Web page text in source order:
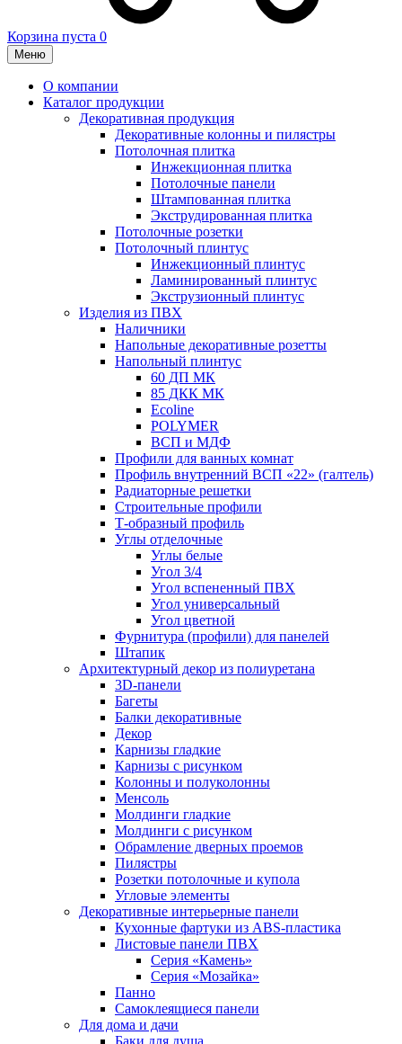
Корзина пуста 0
Меню
О компании
Каталог продукции
Декоративная продукция
Декоративные колонны и пилястры
Потолочная плитка
Инжекционная плитка
Потолочные панели
Штампованная плитка
Экструдированная плитка
Потолочные розетки
Потолочный плинтус
Инжекционный плинтус
Ламинированный плинтус
Экструзионный плинтус
Изделия из ПВХ
Наличники
Напольные декоративные розетты
Напольный плинтус
60 ДП МК
85 ДКК МК
Ecoline
POLYMER
ВСП и МДФ
Профили для ванных комнат
Профиль внутренний ВСП «22» (галтель)
Радиаторные решетки
Строительные профили
Т-образный профиль
Углы отделочные
Углы белые
Угол 3/4
Угол вспененный ПВХ
Угол универсальный
Угол цветной
Фурнитура (профили) для панелей
Штапик
Архитектурный декор из полиуретана
3D-панели
Багеты
Балки декоративные
Декор
Карнизы гладкие
Карнизы с рисунком
Колонны и полуколонны
Менсоль
Молдинги гладкие
Молдинги с рисунком
Обрамление дверных проемов
Пилястры
Розетки потолочные и купола
Угловые элементы
Декоративные интерьерные панели
Кухонные фартуки из ABS-пластика
Листовые панели ПВХ
Серия «Камень»
Серия «Мозайка»
Панно
Самоклеящиеся панели
Для дома и дачи
Баки для душа